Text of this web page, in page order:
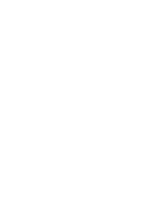
la machine, le dos est
puisque en plus de la
de sa manipulation.
écran 6 pouces tactile.
sous l’écran.
de revenir à l’accueil,
et le dernier ouvre un